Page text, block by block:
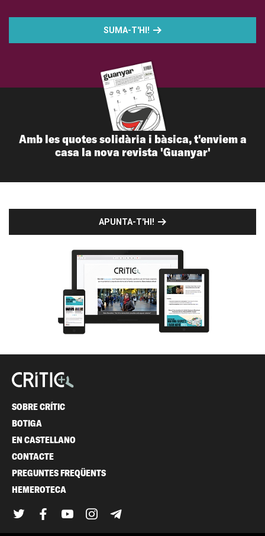
SUMA-T'HI!
Amb les quotes solidària i bàsica, t'enviem a
casa la nova revista 'Guanyar'
APUNTA-T'HI!
SOBRE CRÍTIC
BOTIGA
EN CASTELLANO
CONTACTE
PREGUNTES FREQÜENTS
HEMEROTECA
TwitterFacebook
YouTubeInstagram